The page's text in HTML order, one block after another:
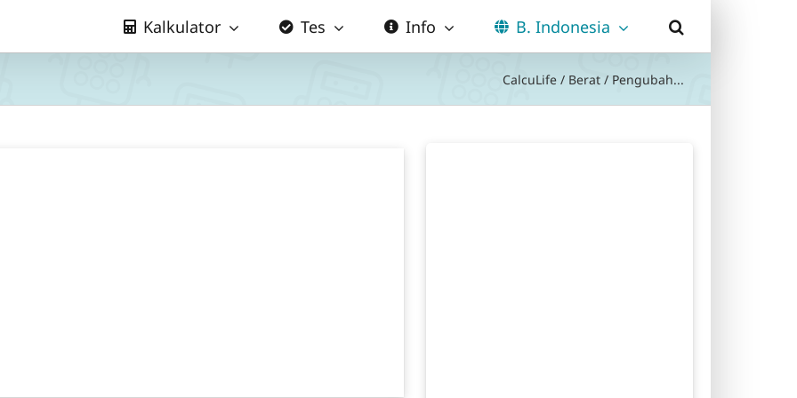
Kalkulator Tes Info B. Indonesia
CalcuLife / Berat / Pengubah...